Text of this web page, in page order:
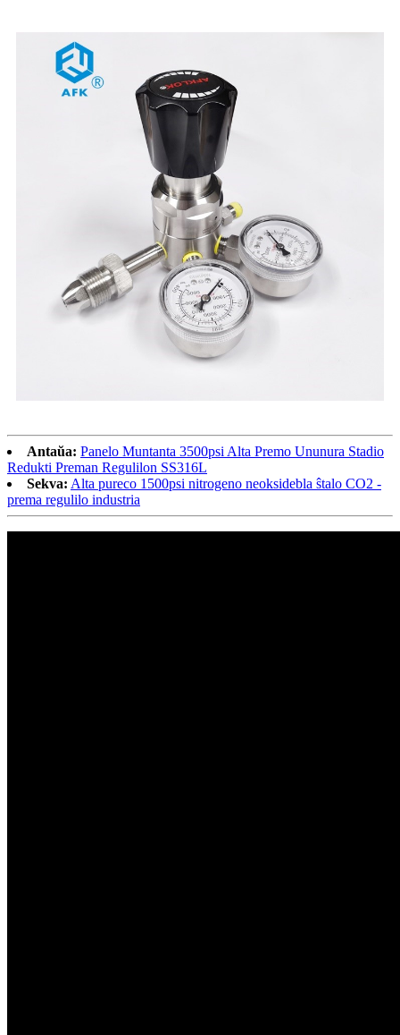
Antaŭa: Panelo Muntanta 3500psi Alta Premo Ununura Stadio
Redukti Preman Regulilon SS316L
Sekva: Alta pureco 1500psi nitrogeno neoksidebla ŝtalo CO2 -
prema regulilo industria